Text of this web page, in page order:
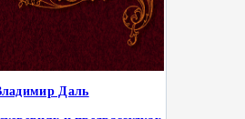
Даль